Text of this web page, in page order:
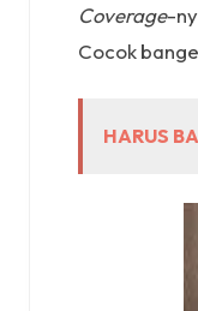
Coverage-
Cocok
HARUS